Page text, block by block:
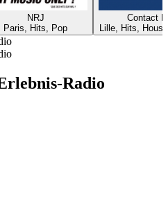
NRJ
Paris, Hits, Pop
Contact
Lille, Hits,
Radio